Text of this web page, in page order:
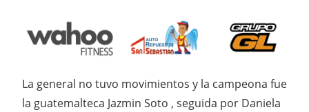
La general no tuvo movimientos y la campeona fue
la guatemalteca Jazmin Soto , seguida por Daniela